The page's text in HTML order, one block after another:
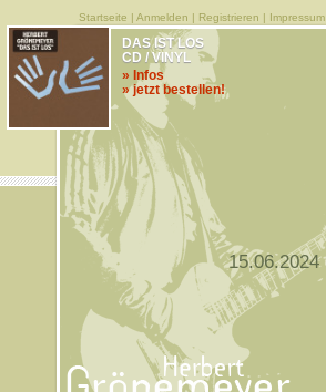
Startseite | Anmelden | Registrieren | Impressum
DAS IST LOS
CD / VINYL
» Infos
» jetzt bestellen!
15.06.2024